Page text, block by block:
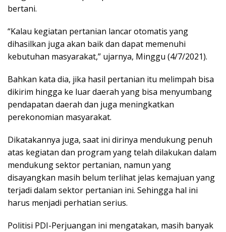
bertani.
“Kalau kegiatan pertanian lancar otomatis yang
dihasilkan juga akan baik dan dapat memenuhi
kebutuhan masyarakat,” ujarnya, Minggu (4/7/2021).
Bahkan kata dia, jika hasil pertanian itu melimpah bisa
dikirim hingga ke luar daerah yang bisa menyumbang
pendapatan daerah dan juga meningkatkan
perekonomian masyarakat.
Dikatakannya juga, saat ini dirinya mendukung penuh
atas kegiatan dan program yang telah dilakukan dalam
mendukung sektor pertanian, namun yang
disayangkan masih belum terlihat jelas kemajuan yang
terjadi dalam sektor pertanian ini. Sehingga hal ini
harus menjadi perhatian serius.
Politisi PDI-Perjuangan ini mengatakan, masih banyak